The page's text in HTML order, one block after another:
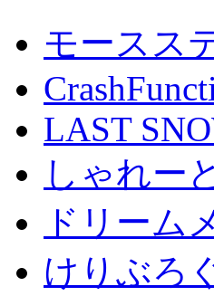
モースス
LAST
しゃれー
ドリーム
けりぶろ